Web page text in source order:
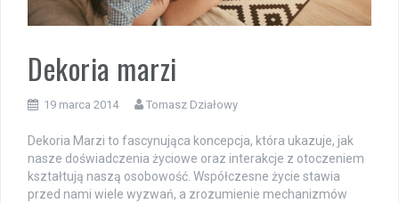
Dekoria marzi
19 marca 2014 Tomasz Działowy
Dekoria Marzi to fascynująca koncepcja, która ukazuje, jak
nasze doświadczenia życiowe oraz interakcje z otoczeniem
kształtują naszą osobowość. Współczesne życie stawia
przed nami wiele wyzwań, a zrozumienie mechanizmów